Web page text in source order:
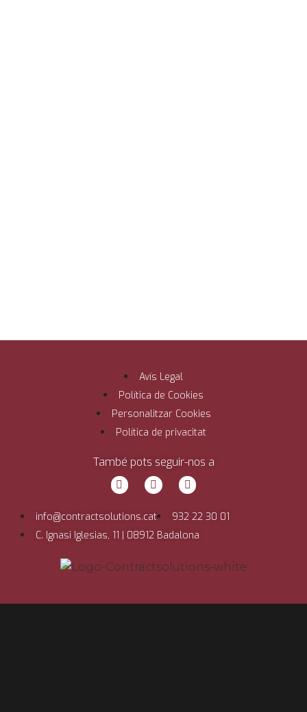
També pots seguir-nos a
info@contractsolutions.cat
932 22 30 01
C. Ignasi Iglesias, 11 | 08912 Badalona
Avís Legal
Política de Cookies
Personalitzar Cookies
Política de privacitat